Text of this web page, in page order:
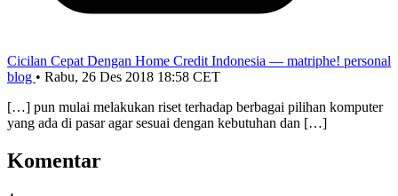
Cicilan Cepat Dengan Home Credit Indonesia — matriphe! personal
blog • Rabu, 26 Des 2018 18:58 CET
[…] pun mulai melakukan riset terhadap berbagai pilihan komputer
yang ada di pasar agar sesuai dengan kebutuhan dan […]
Komentar